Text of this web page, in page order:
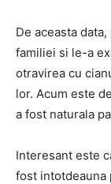
De aceasta
familiei si le-a
otravirea cu
lor. Acum este
a fost naturala
Interesant este
fost intotdeauna